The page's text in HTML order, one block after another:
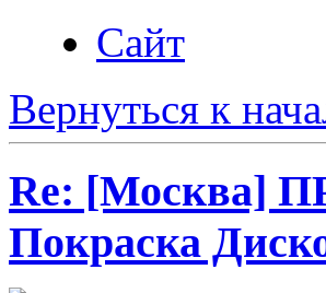
Сайт
Вернуться к
Re: [Москва]
Покраска